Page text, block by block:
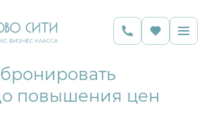
повышения цен
м2